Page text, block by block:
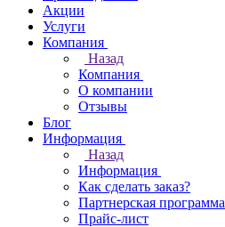
Акции
Услуги
Компания
Назад
Компания
О компании
Отзывы
Блог
Информация
Назад
Информация
Как сделать заказ?
Партнерская программа
Прайс-лист